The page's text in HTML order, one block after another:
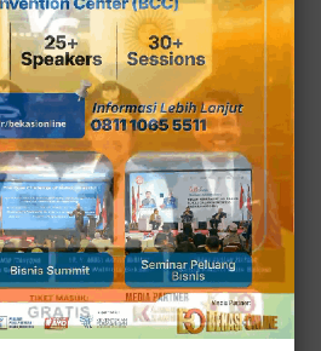
Bekasi.
Usung Non Kader Maju Pada
Jawa Barat, Ono Surono
punya peluang mendapatkan
Pilkada Kota Bekasi 2024.
peluang untuk non kader yang
partai berlambang
itu.”Belum ada penilaian terkait